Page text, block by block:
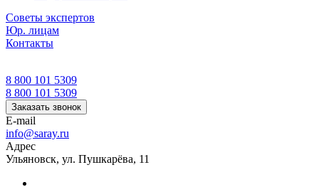
Советы экспертов
Юр. лицам
Контакты
8 800 101 5309
8 800 101 5309
Заказать звонок
E-mail
info@saray.ru
Адрес
Ульяновск, ул. Пушкарёва, 11